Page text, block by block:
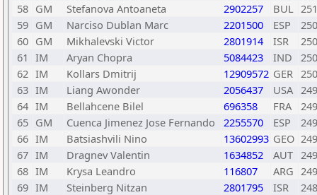
58 GM Stefanova Antoaneta 2902257 BUL
59 GM Narciso Dublan Marc 2201500 ESP
60 GM Mikhalevski Victor 2801914 ISR
61 IM Aryan Chopra 5084423 IND
62 IM Kollars Dmitrij 12909572 GER
63 IM Liang Awonder 2056437 USA
64 IM Bellahcene Bilel 696358 FRA
65 GM Cuenca Jimenez Jose Fernando 2255570 ESP
66 IM Batsiashvili Nino 13602993 GEO
67 IM Dragnev Valentin 1634852 AUT
68 IM Krysa Leandro 116807 ARG
69 IM Steinberg Nitzan 2801795 ISR